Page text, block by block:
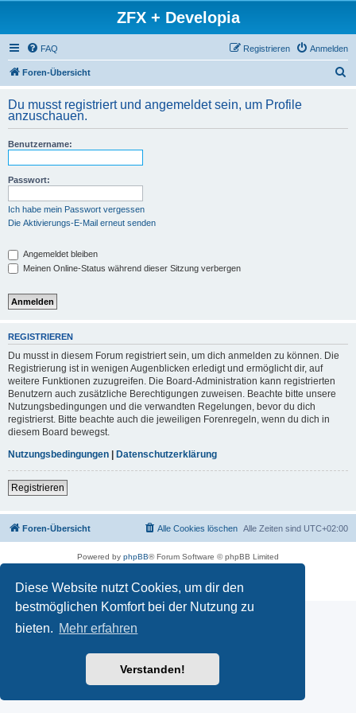
Diese Website nutzt Cookies, um dir den
bestmöglichen Komfort bei der Nutzung zu
bieten. Mehr erfahren
Verstanden!
ZFX + Developia
FAQ Anmelden
Registrieren
Foren-Übersicht
h
Du musst registriert und angemeldet sein, um Profile
anzuschauen.
Benutzername:
Passwort:
Ich habe mein Passwort vergessen
Die Aktivierungs-E-Mail erneut senden
Angemeldet bleiben
Meinen Online-Status während dieser Sitzung verbergen
REGISTRIEREN
Du musst in diesem Forum registriert sein, um dich anmelden zu können. Die
Registrierung ist in wenigen Augenblicken erledigt und ermöglicht dir, auf
weitere Funktionen zuzugreifen. Die Board-Administration kann registrierten
Benutzern auch zusätzliche Berechtigungen zuweisen. Beachte bitte unsere
Nutzungsbedingungen und die verwandten Regelungen, bevor du dich
registrierst. Bitte beachte auch die jeweiligen Forenregeln, wenn du dich in
diesem Board bewegst.
Nutzungsbedingungen | Datenschutzerklärung
Registrieren
Foren-Übersicht Alle Zeiten sind UTC+02:00
Alle Cookies löschen
Powered by phpBB® Forum Software © phpBB Limited
Datenschutz|Nutzungsbedingungen